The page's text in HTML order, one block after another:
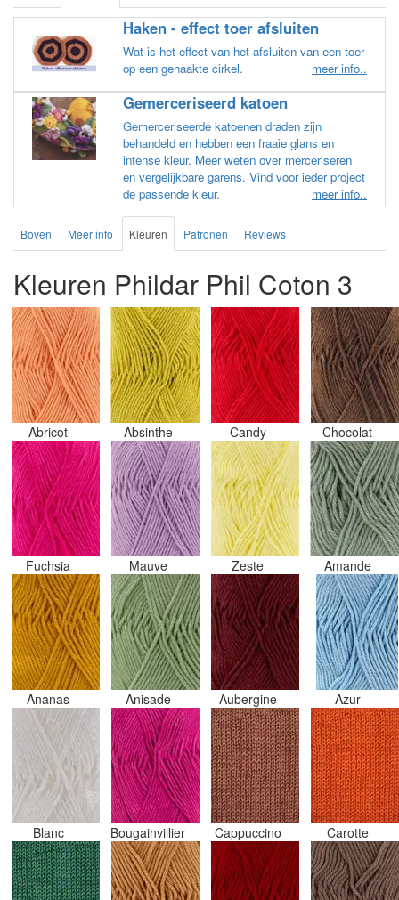
Haken - effect toer afsluiten
Wat is het effect van het afsluiten van een toer
op een gehaakte cirkel.
meer info..
Gemerceriseerd katoen
Gemerceriseerde katoenen draden zijn
behandeld en hebben een fraaie glans en
intense kleur. Meer weten over merceriseren
en vergelijkbare garens. Vind voor ieder project
de passende kleur.
meer info..
Boven Meer info Kleuren Patronen Reviews
Kleuren Phildar Phil Coton 3
Abricot Absinthe Candy Chocolat
Fuchsia Mauve Zeste Amande
Ananas Anisade Aubergine Azur
Blanc Bougainvillier Cappuccino Carotte